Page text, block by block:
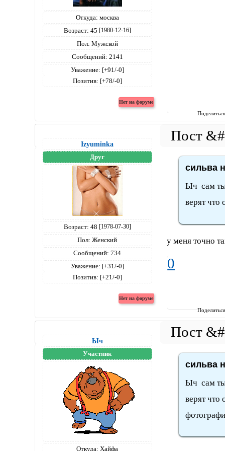
Откуда: москва
Возраст: 45 [1980-12-16]
Пол: Мужской
Сообщений: 2141
Уважение: [+91/-0]
Позитив: [+78/-0]
Izyuminka
Друг
Возраст: 48 [1978-07-30]
Пол: Женский
Сообщений: 734
Уважение: [+31/-0]
Позитив: [+21/-0]
сильва
Ыч сам ты
верят что
у меня точно
0
Ыч
Участник
Откуда: Хайфа
сильва
Ыч сам ты
верят что